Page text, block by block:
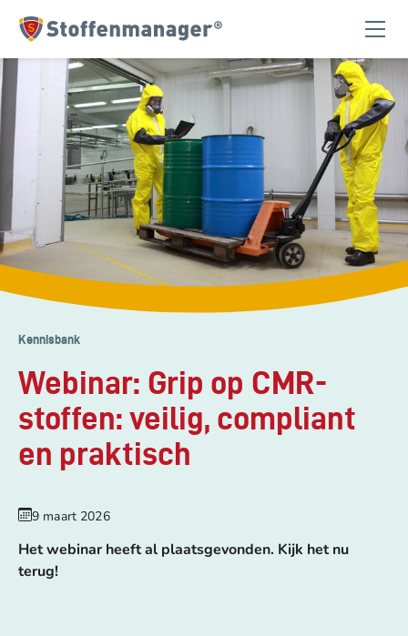
Homepagina
Kennisbank
Webinar: Grip op CMR-
stoffen: veilig, compliant
en praktisch
9 maart 2026
Het webinar heeft al plaatsgevonden. Kijk het nu
terug!